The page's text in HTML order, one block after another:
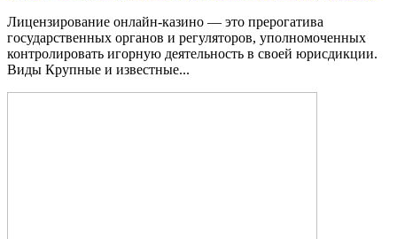
Лицензирование онлайн-казино — это прерогатива
государственных органов и регуляторов, уполномоченных
контролировать игорную деятельность в своей юрисдикции.
Виды Крупные и известные...